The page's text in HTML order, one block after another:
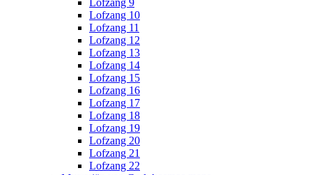
Lofzang 10
Lofzang 11
Lofzang 12
Lofzang 13
Lofzang 14
Lofzang 15
Lofzang 16
Lofzang 17
Lofzang 18
Lofzang 19
Lofzang 20
Lofzang 21
Lofzang 22